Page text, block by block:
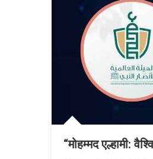
“मोहम्मद एल्हामी: